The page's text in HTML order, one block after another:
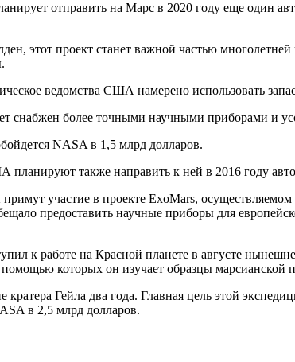
отправить на Марс в 2020 году еще один
этот проект станет важной частью
ведомства США намерено использовать
снабжен более точными научными приборами и
NASA в 1,5 млрд долларов.
также направить к ней в 2016 году
участие в проекте ExoMars,
предоставить научные приборы для
к работе на Красной планете в августе
которых он изучает образцы марсианской
кратера Гейла два года. Главная цель этой
в 2,5 млрд долларов.